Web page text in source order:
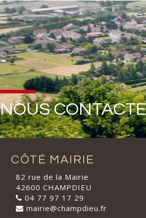
NOUS
CÔTÉ MAIRIE
82 rue de la Mairie
42600 CHAMPDIEU
04 77 97 17 29
mairie@champdieu.fr